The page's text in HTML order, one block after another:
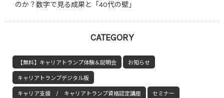
のか？数字で見る成果と「40代の壁」
CATEGORY
【無料】キャリアトランプ体験＆説明会 お知らせ
キャリアトランプデジタル版
キャリア支援 / キャリアトランプ資格認定講座 セミナー